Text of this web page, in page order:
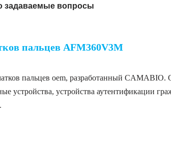
задаваемые вопросы
пальцев AFM360V3M
пальцев oem, разработанный CAMABIO.
устройства, устройства аутентификации